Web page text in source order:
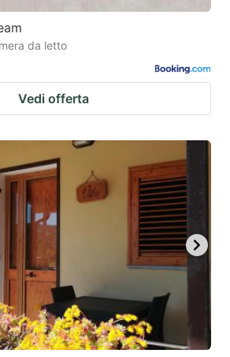
da letto
Vedi offerta